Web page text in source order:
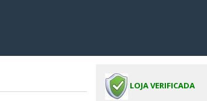
LOJA VERIFICADA